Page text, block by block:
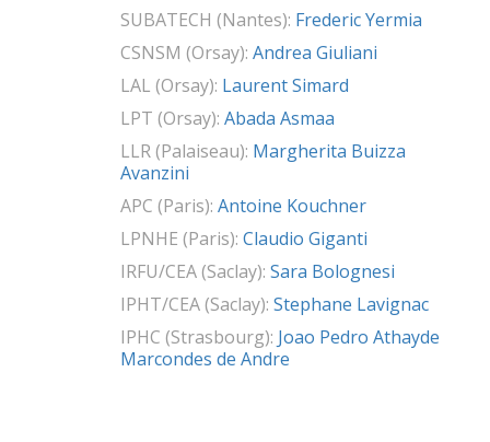
SUBATECH (Nantes): Frederic Yermia
CSNSM (Orsay): Andrea Giuliani
LAL (Orsay): Laurent Simard
LPT (Orsay): Abada Asmaa
LLR (Palaiseau): Margherita Buizza
Avanzini
APC (Paris): Antoine Kouchner
LPNHE (Paris): Claudio Giganti
IRFU/CEA (Saclay): Sara Bolognesi
IPHT/CEA (Saclay): Stephane Lavignac
IPHC (Strasbourg): Joao Pedro Athayde
Marcondes de Andre